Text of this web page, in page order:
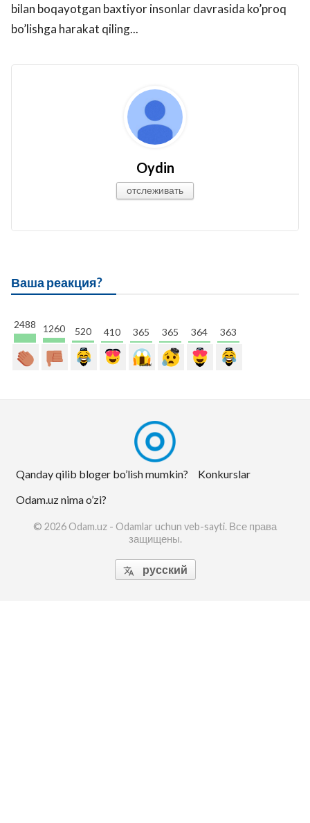
bilan boqayotgan baxtiyor insonlar davrasida ko’proq
bo’lishga harakat qiling...
Oydin
отслеживать
Ваша реакция?
2488 1260 520 410 365 365 364 363
Qanday qilib bloger bo’lish mumkin?
Konkurslar
Odam.uz nima o’zi?
© 2026 Odam.uz - Odamlar uchun veb-sayti. Все права
защищены.
 русский